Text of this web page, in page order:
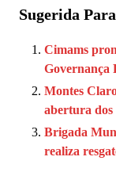
Sugerida
Cimams
Governança
Montes
abertura dos
Brigada
realiza